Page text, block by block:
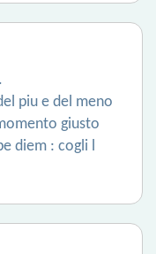
piu e del meno
giusto
diem : cogli l